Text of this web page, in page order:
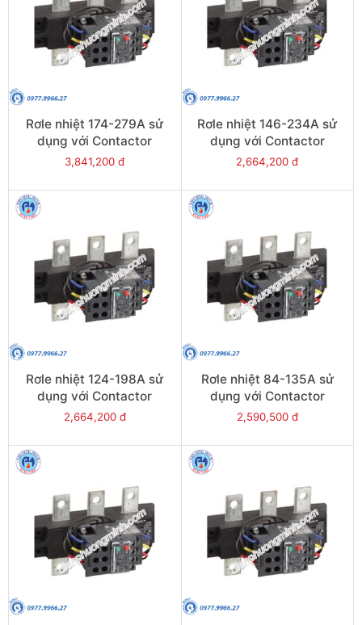
Rơle nhiệt 174-279A sử
dụng với Contactor
LC1E250-E400 - Model
3,841,200 đ
Rơle nhiệt 146-234A sử
dụng với Contactor
LC1E250-E400 - Model
2,664,200 đ
Rơle nhiệt 124-198A sử
dụng với Contactor
LC1E200 - Model LRE483
2,664,200 đ
Rơle nhiệt 84-135A sử
dụng với Contactor
LC1E120-E160 - Model
2,590,500 đ